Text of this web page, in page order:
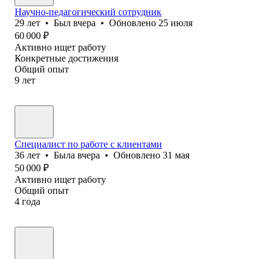
Научно-педагогический сотрудник
29 лет • Был вчера • Обновлено 25 июля
60 000 ₽
Активно ищет работу
Конкретные достижения
Общий опыт
9 лет
Специалист по работе с клиентами
36 лет • Была вчера • Обновлено 31 мая
50 000 ₽
Активно ищет работу
Общий опыт
4 года